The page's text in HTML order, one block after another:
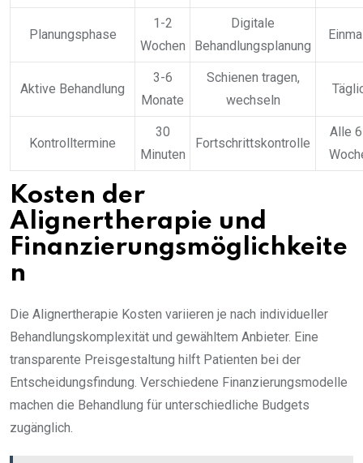
Planungsphase
1-2
Wochen
Digitale
Behandlungsplanung
Aktive Behandlung
3-6
Monate
Schienen tragen,
wechseln
Kontrolltermine
30
Minuten
Fortschrittskontrolle
Alle
Kosten der
Alignertherapie und
Finanzierungsmöglichkeite
n
Die Alignertherapie Kosten variieren je nach individueller
Behandlungskomplexität und gewähltem Anbieter. Eine
transparente Preisgestaltung hilft Patienten bei der
Entscheidungsfindung. Verschiedene Finanzierungsmodelle
machen die Behandlung für unterschiedliche Budgets
zugänglich.